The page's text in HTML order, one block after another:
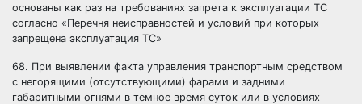
основаны как раз на требованиях запрета к эксплуатации ТС
согласно «Перечня неисправностей и условий при которых
запрещена эксплуатация ТС»
68. При выявлении факта управления транспортным средством
с негорящими (отсутствующими) фарами и задними
габаритными огнями в темное время суток или в условиях